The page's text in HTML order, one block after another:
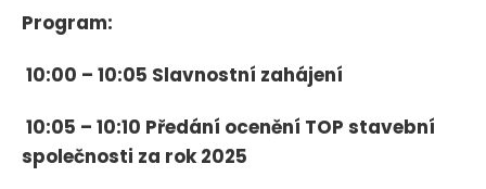
Program:
10:00 – 10:05 Slavnostní zahájení
10:05 – 10:10 Předání ocenění TOP stavební
společnosti za rok 2025